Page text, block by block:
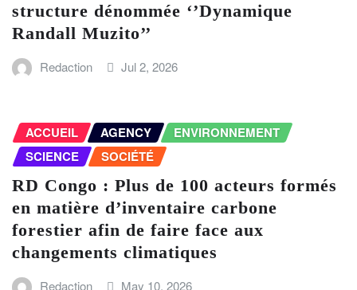
structure dénommée ‘’Dynamique
Randall Muzito’’
Redaction Jul 2, 2026
ACCUEIL AGENCY
ENVIRONNEMENT
SCIENCE
SOCIÉTÉ
RD Congo : Plus de 100 acteurs formés
en matière d’inventaire carbone
forestier afin de faire face aux
changements climatiques
Redaction May 10, 2026